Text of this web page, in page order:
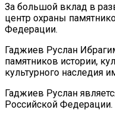
За большой вклад в
центр охраны
Федерации.
Гаджиев Руслан
памятников истории,
культурного наследия
Гаджиев Руслан
Российской Федерации.